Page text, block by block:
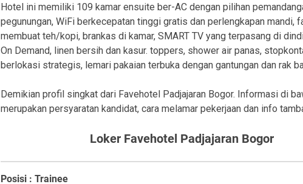
Hotel ini memiliki 109 kamar ensuite ber-AC dengan pilihan
pegunungan, WiFi berkecepatan tinggi gratis dan perlengkapan mandi,
membuat teh/kopi, brankas di kamar, SMART TV yang terpasang di
On Demand, linen bersih dan kasur. toppers, shower air panas,
berlokasi strategis, lemari pakaian terbuka dengan gantungan dan rak
Demikian profil singkat dari Favehotel Padjajaran Bogor. Informasi di
merupakan persyaratan kandidat, cara melamar pekerjaan dan info
Loker Favehotel Padjajaran Bogor
Posisi : Trainee